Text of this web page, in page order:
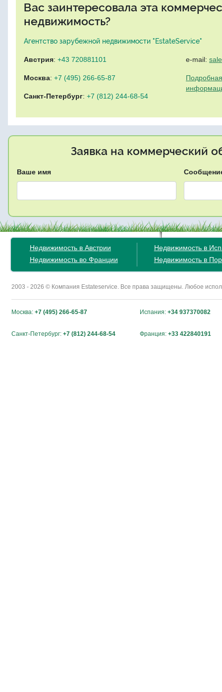
Вас заинтересовала эта
недвижимость?
Агентство зарубежной недвижимости "EstateService"
Австрия: +43 720881101
Москва: +7 (495) 266-65-87
Санкт-Петербург: +7 (812) 244-68-54
e-mail:
Заявка на коммерческий
Ваше имя
Недвижимость в Австрии
Недвижимость во Франции
Недвижимость в
Недвижимость в
2003 - 2026 © Компания Estateservice. Все права защищены. Любое
Москва: +7 (495) 266-65-87 Испания: +34 937370082
Санкт-Петербург: +7 (812) 244-68-54 Франция: +33 422840191